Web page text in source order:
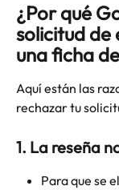
¿Por qué
solicitud de
una ficha
Aquí están las
rechazar tu
1. La reseña
Para que se